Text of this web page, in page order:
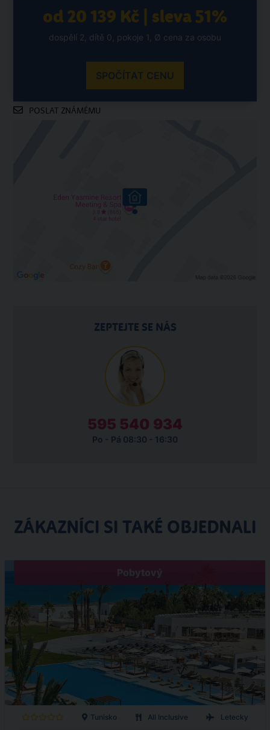
od 20 139 Kč | sleva 51%
dospělí 2, dítě 0, pokoje 1, Ø cena za osobu
SPOČÍTAT CENU
POSLAT ZNÁMÉMU
ZEPTEJTE SE NÁS
595 540 934
Po - Pá 08:30 - 16:30
ZÁKAZNÍCI SI TAKÉ OBJEDNALI
Pobytový
Tunisko All Inclusive Letecky